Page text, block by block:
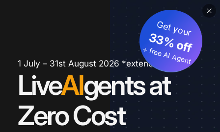
1 July – 31st August 2026 *extended
LiveAIgents at
Zero Cost
Get your
33% off
+ free AI Agent